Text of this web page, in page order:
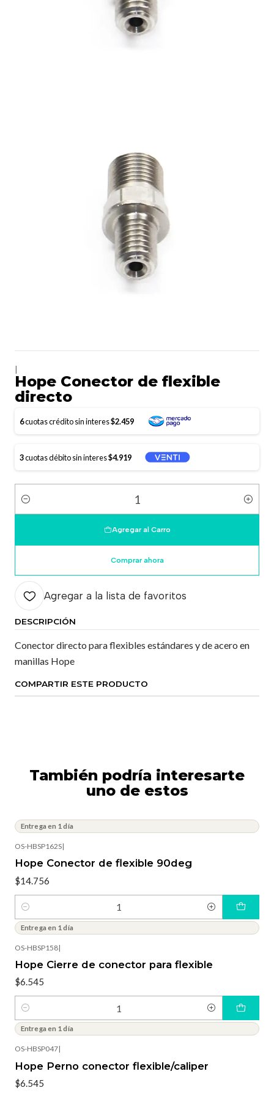
Hope Conector de flexible
directo
6cuotas crédito sin interes$2.459
3cuotas débito sin interes$4.919
Cantidad
Agregar al Carro
Comprar ahora
Agregar a la lista de favoritos
DESCRIPCIÓN
Conector directo para flexibles estándares y de acero en
manillas Hope
COMPARTIR ESTE PRODUCTO
También podría interesarte
uno de estos
Entrega en 1 día
OS-HBSP162S|
Hope Conector de flexible 90deg
$14.756
Cantidad
Entrega en 1 día
OS-HBSP158|
Hope Cierre de conector para flexible
$6.545
Cantidad
Entrega en 1 día
OS-HBSP047|
Hope Perno conector flexible/caliper
$6.545